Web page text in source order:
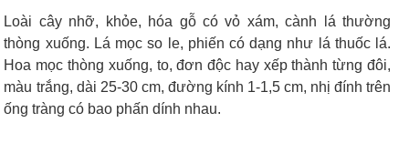
Loài cây nhỡ, khỏe, hóa gỗ có vỏ xám, cành lá thường
thòng xuống. Lá mọc so le, phiến có dạng như lá thuốc lá.
Hoa mọc thòng xuống, to, đơn độc hay xếp thành từng đôi,
màu trắng, dài 25-30 cm, đường kính 1-1,5 cm, nhị đính trên
ống tràng có bao phấn dính nhau.